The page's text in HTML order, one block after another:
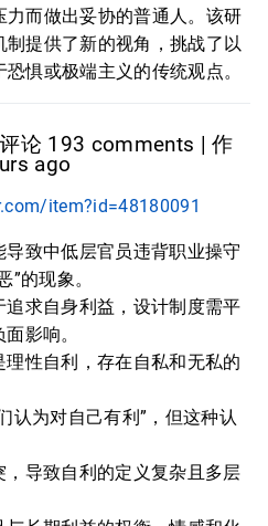
而做出妥协的普通人。该研
提供了新的视角，挑战了以
惧或极端主义的传统观点。
论 193 comments | 作
ago
item?id=48180091
致中低层官员违背职业操守
”的现象。
求自身利益，设计制度需平
影响。
理性自利，存在自私和无私的
认为对自己有利”，但这种认
，导致自利的定义复杂且多层